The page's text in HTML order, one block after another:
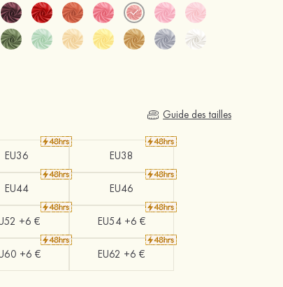
Guide des tailles
EU36 EU38
EU44 EU46
+6 € EU54 +6 €
+6 € EU62 +6 €